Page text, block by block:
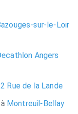
sur-le-Loir
Angers
Rue de la Lande
àMontreuil-Bellay